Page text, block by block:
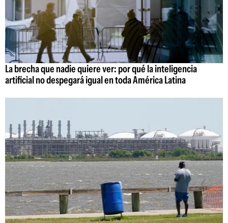
La brecha que nadie quiere ver: por qué la inteligencia
artificial no despegará igual en toda América Latina